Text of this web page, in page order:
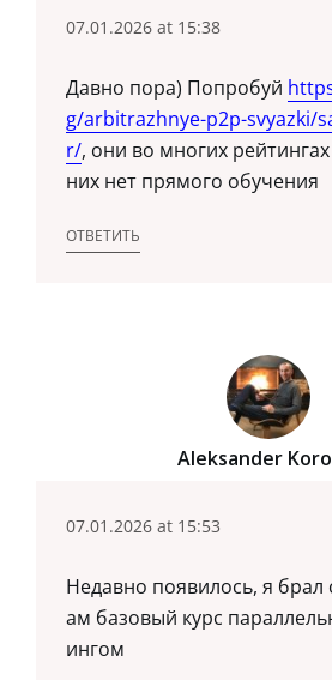
07.01.2026 at 15:38
Давно пора) Попробуй
g/arbitrazhnye-p2p-svyazki/
r/, они во многих
них нет прямого обучения
ОТВЕТИТЬ
Aleksander
07.01.2026 at 15:53
Недавно появилось, я брал
ам базовый курс
ингом